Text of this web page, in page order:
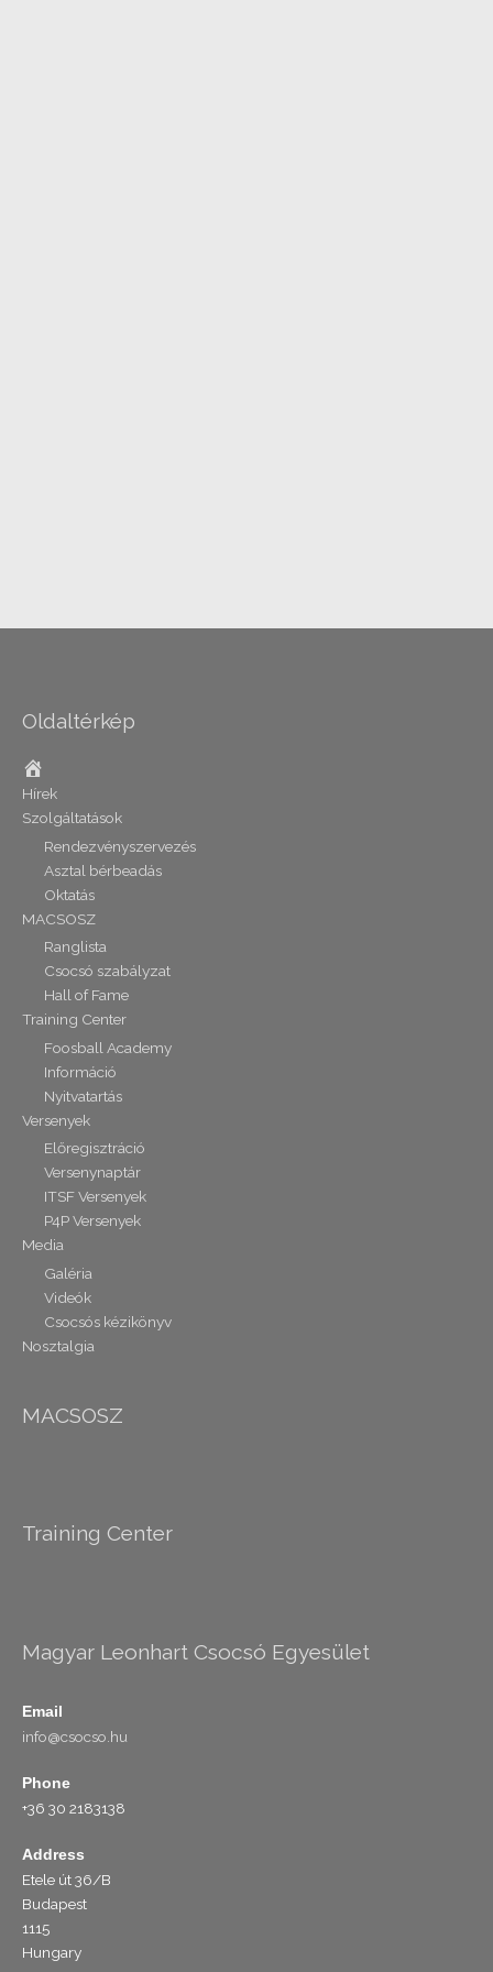
Oldaltérkép
Hírek
Szolgáltatások
Rendezvényszervezés
Asztal bérbeadás
Oktatás
MACSOSZ
Ranglista
Csocsó szabályzat
Hall of Fame
Training Center
Foosball Academy
Információ
Nyitvatartás
Versenyek
Előregisztráció
Versenynaptár
ITSF Versenyek
P4P Versenyek
Media
Galéria
Videók
Csocsós kézikönyv
Nosztalgia
MACSOSZ
Training Center
Magyar Leonhart Csocsó Egyesület
Email
info@csocso.hu
Phone
+36 30 2183138
Address
Etele út 36/B
Budapest
1115
Hungary